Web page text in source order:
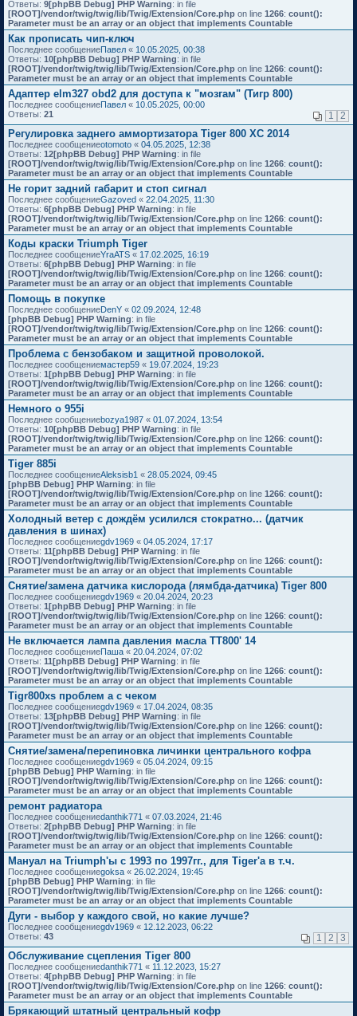
Ответы: 9[phpBB Debug] PHP Warning: in file
[ROOT]/vendor/twig/twig/lib/Twig/Extension/Core.php on line 1266: count():
Parameter must be an array or an object that implements Countable
Как прописать чип-ключ
Последнее сообщениеПавел « 10.05.2025, 00:38
Ответы: 10[phpBB Debug] PHP Warning: in file
[ROOT]/vendor/twig/twig/lib/Twig/Extension/Core.php on line 1266: count():
Parameter must be an array or an object that implements Countable
Адаптер elm327 obd2 для доступа к "мозгам" (Тигр 800)
Последнее сообщениеПавел « 10.05.2025, 00:00
Ответы: 21 1 2
Регулировка заднего аммортизатора Tiger 800 XC 2014
Последнее сообщениеotomoto « 04.05.2025, 12:38
Ответы: 12[phpBB Debug] PHP Warning: in file
[ROOT]/vendor/twig/twig/lib/Twig/Extension/Core.php on line 1266: count():
Parameter must be an array or an object that implements Countable
Не горит задний габарит и стоп сигнал
Последнее сообщениеGazoved « 22.04.2025, 11:30
Ответы: 6[phpBB Debug] PHP Warning: in file
[ROOT]/vendor/twig/twig/lib/Twig/Extension/Core.php on line 1266: count():
Parameter must be an array or an object that implements Countable
Коды краски Triumph Tiger
Последнее сообщениеYraATS « 17.02.2025, 16:19
Ответы: 6[phpBB Debug] PHP Warning: in file
[ROOT]/vendor/twig/twig/lib/Twig/Extension/Core.php on line 1266: count():
Parameter must be an array or an object that implements Countable
Помощь в покупке
Последнее сообщениеDenY « 02.09.2024, 12:48
[phpBB Debug] PHP Warning: in file
[ROOT]/vendor/twig/twig/lib/Twig/Extension/Core.php on line 1266: count():
Parameter must be an array or an object that implements Countable
Проблема с бензобаком и защитной проволокой.
Последнее сообщениемастер59 « 19.07.2024, 19:23
Ответы: 1[phpBB Debug] PHP Warning: in file
[ROOT]/vendor/twig/twig/lib/Twig/Extension/Core.php on line 1266: count():
Parameter must be an array or an object that implements Countable
Немного о 955i
Последнее сообщениеbozya1987 « 01.07.2024, 13:54
Ответы: 10[phpBB Debug] PHP Warning: in file
[ROOT]/vendor/twig/twig/lib/Twig/Extension/Core.php on line 1266: count():
Parameter must be an array or an object that implements Countable
Tiger 885i
Последнее сообщениеAleksisb1 « 28.05.2024, 09:45
[phpBB Debug] PHP Warning: in file
[ROOT]/vendor/twig/twig/lib/Twig/Extension/Core.php on line 1266: count():
Parameter must be an array or an object that implements Countable
Холодный ветер с дождём усилился стократно... (датчик
давления в шинах)
Последнее сообщениеgdv1969 « 04.05.2024, 17:17
Ответы: 11[phpBB Debug] PHP Warning: in file
[ROOT]/vendor/twig/twig/lib/Twig/Extension/Core.php on line 1266: count():
Parameter must be an array or an object that implements Countable
Снятие/замена датчика кислорода (лямбда-датчика) Tiger 800
Последнее сообщениеgdv1969 « 20.04.2024, 20:23
Ответы: 1[phpBB Debug] PHP Warning: in file
[ROOT]/vendor/twig/twig/lib/Twig/Extension/Core.php on line 1266: count():
Parameter must be an array or an object that implements Countable
Не включается лампа давления масла TT800' 14
Последнее сообщениеПаша « 20.04.2024, 07:02
Ответы: 11[phpBB Debug] PHP Warning: in file
[ROOT]/vendor/twig/twig/lib/Twig/Extension/Core.php on line 1266: count():
Parameter must be an array or an object that implements Countable
Tigr800xs проблем а с чеком
Последнее сообщениеgdv1969 « 17.04.2024, 08:35
Ответы: 13[phpBB Debug] PHP Warning: in file
[ROOT]/vendor/twig/twig/lib/Twig/Extension/Core.php on line 1266: count():
Parameter must be an array or an object that implements Countable
Снятие/замена/перепиновка личинки центрального кофра
Последнее сообщениеgdv1969 « 05.04.2024, 09:15
[phpBB Debug] PHP Warning: in file
[ROOT]/vendor/twig/twig/lib/Twig/Extension/Core.php on line 1266: count():
Parameter must be an array or an object that implements Countable
ремонт радиатора
Последнее сообщениеdanthik771 « 07.03.2024, 21:46
Ответы: 2[phpBB Debug] PHP Warning: in file
[ROOT]/vendor/twig/twig/lib/Twig/Extension/Core.php on line 1266: count():
Parameter must be an array or an object that implements Countable
Мануал на Triumph'ы с 1993 по 1997гг., для Tiger'а в т.ч.
Последнее сообщениеgoksa « 26.02.2024, 19:45
[phpBB Debug] PHP Warning: in file
[ROOT]/vendor/twig/twig/lib/Twig/Extension/Core.php on line 1266: count():
Parameter must be an array or an object that implements Countable
Дуги - выбор у каждого свой, но какие лучше?
Последнее сообщениеgdv1969 « 12.12.2023, 06:22
Ответы: 43 1 2 3
Обслуживание сцепления Tiger 800
Последнее сообщениеdanthik771 « 11.12.2023, 15:27
Ответы: 4[phpBB Debug] PHP Warning: in file
[ROOT]/vendor/twig/twig/lib/Twig/Extension/Core.php on line 1266: count():
Parameter must be an array or an object that implements Countable
Брякающий штатный центральный кофр